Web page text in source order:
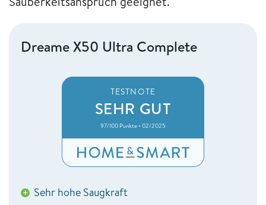
Dreame X50 Ultra Complete
TESTNOTE
SEHR GUT
97/100 Punkte • 02/2025
+ Sehr hohe Saugkraft